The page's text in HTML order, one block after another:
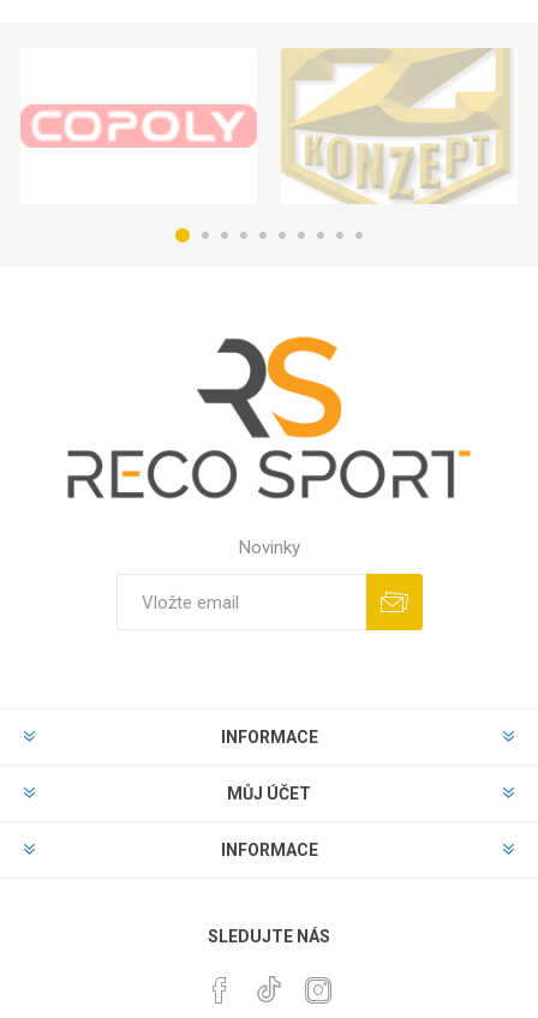
Novinky
INFORMACE
MŮJ ÚČET
INFORMACE
SLEDUJTE NÁS